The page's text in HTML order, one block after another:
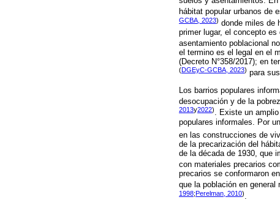
hábitat popular urbanos de
GCBA, 2023) donde miles de
primer lugar, el concepto
asentamiento poblacional
el termino es el legal en el
(Decreto N°358/2017); en
(DGEyC-GCBA, 2023) para
Los barrios populares
desocupación y de la
2013y2022). Existe un
populares informales. Por
en las construcciones de
de la precarización del
de la década de 1930, que
con materiales precarios
precarios se conformaron
que la población en
1998;Perelman, 2010)